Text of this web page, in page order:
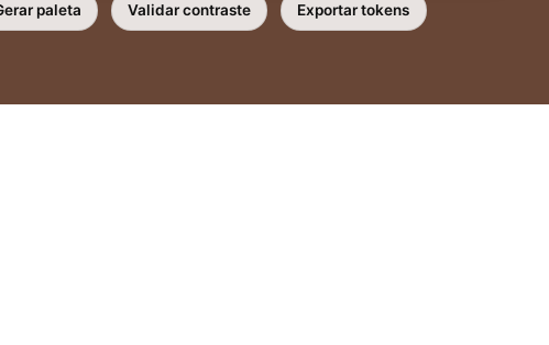
paleta Validar contraste Exportar tokens